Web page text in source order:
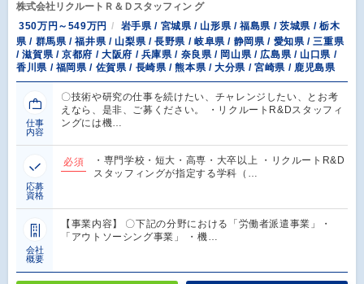
株式会社リクルートＲ＆Ｄスタッフィン グ
350万円～549万円
岩手県 / 宮城県 / 山形県 / 福島県 / 茨城県 / 栃木
県 / 群馬県 / 福井県 / 山梨県 / 長野県 / 岐阜県 / 静岡県 / 愛知県 / 三重県
/ 滋賀県 / 京都府 / 大阪府 / 兵庫県 / 奈良県 / 岡山県 / 広島県 / 山口県 /
香川県 / 福岡県 / 佐賀県 / 長崎県 / 熊本県 / 大分県 / 宮崎県 / 鹿児島県
仕事
内容
〇技術や研究の仕事を続けたい、チャレンジしたい、とお考
えなら、是非、ご募ください。 ・リクルートR&Dスタッフィ
ングには機…
応募
資格
必須
・専門学校・短大・高専・大卒以上 ・リクルートR&D
スタッフィングが指定する学科（…
会社
概要
【事業内容】 〇下記の分野における「労働者派遣事業」・
「アウトソーシング事業」 ・機…